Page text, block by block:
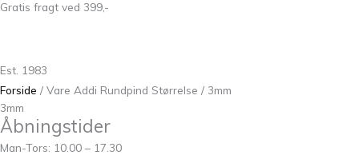
Gratis fragt ved 399,-
Est. 1983
Forside / Vare Addi Rundpind Størrelse / 3mm
3mm
Åbningstider
Man-Tors: 10.00 – 17.30